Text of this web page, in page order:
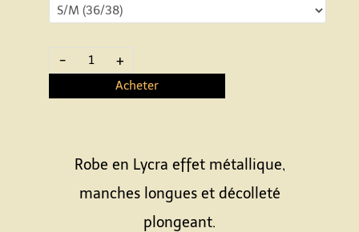
- +
Acheter
Robe en Lycra effet métallique,
manches longues et décolleté
plongeant.